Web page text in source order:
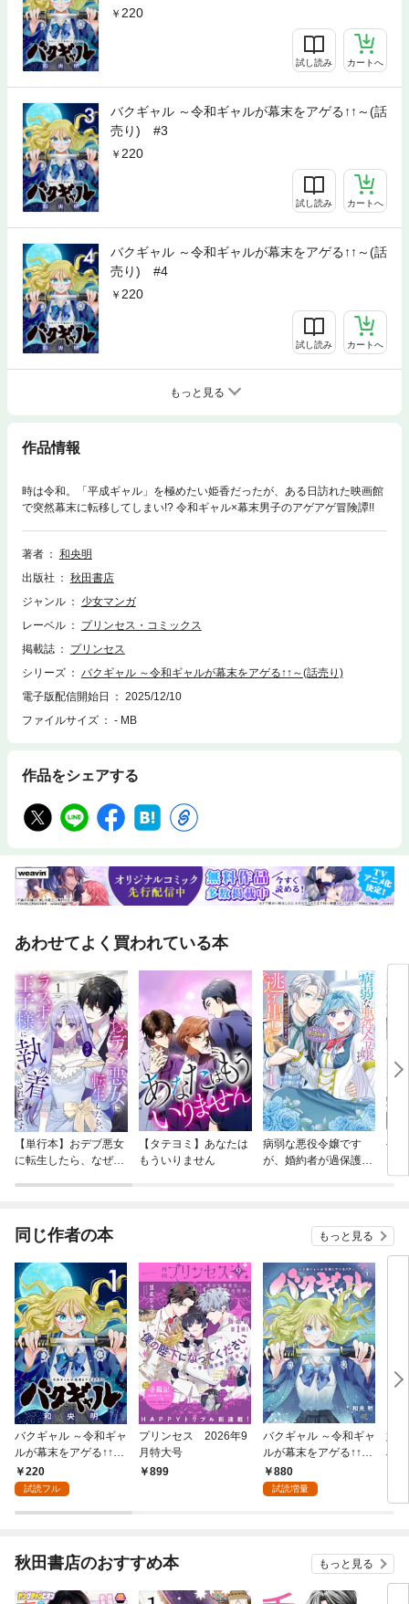
220
試し読み カートへ
バクギャル ～令和ギャルが幕末をアゲる↑↑～(話
売り) #3
220
試し読み カートへ
バクギャル ～令和ギャルが幕末をアゲる↑↑～(話
売り) #4
220
試し読み カートへ
もっと見る
作品情報
時は令和。「平成ギャル」を極めたい姫香だったが、ある日訪れた映画館
で突然幕末に転移してしまい!? 令和ギャル×幕末男子のアゲアゲ冒険譚!!
著者
和央明
出版社
秋田書店
ジャンル
少女マンガ
レーベル
プリンセス・コミックス
掲載誌
プリンセス
シリーズ
バクギャル ～令和ギャルが幕末をアゲる↑↑～(話売り)
電子版配信開始日
2025/12/10
ファイルサイズ
- MB
作品をシェアする
あわせてよく買われている本
【単行本】おデブ悪女
に転生したら、なぜか
【タテヨミ】あなたは
もういりません
病弱な悪役令嬢です
が、婚約者が過保護す
公
同じ作者の本 もっと見る
バクギャル ～令和ギャ
ルが幕末をアゲる↑↑～
(話売り) #1
220
試読フル
プリンセス 2026年9
月特大号
899
バクギャル ～令和ギャ
ルが幕末をアゲる↑↑
～ 1
880
試読増量
姫
Jr.
秋田書店のおすすめ本 もっと見る